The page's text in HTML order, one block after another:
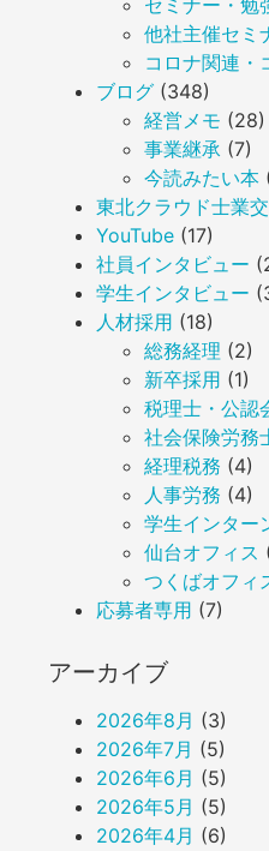
セミナー・勉
他社主催セミ
コロナ関連・
ブログ (348)
経営メモ (28)
事業継承 (7)
今読みたい本
東北クラウド士業
YouTube (17)
社員インタビュー
学生インタビュー
人材採用 (18)
総務経理 (2)
新卒採用 (1)
税理士・公認
社会保険労務
経理税務 (4)
人事労務 (4)
学生インター
仙台オフィス
つくばオフィ
応募者専用 (7)
アーカイブ
2026年8月 (3)
2026年7月 (5)
2026年6月 (5)
2026年5月 (5)
2026年4月 (6)